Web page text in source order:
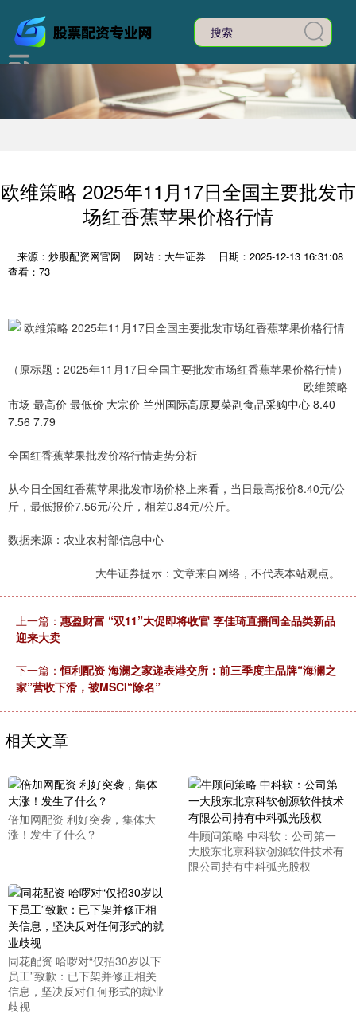
欧维策略 2025年11月17日全国主要批发市
场红香蕉苹果价格行情
来源：炒股配资网官网 网站：大牛证券
日期：2025-12-13 16:31:08
查看：73
（原标题：2025年11月17日全国主要批发市场红香蕉苹果价格行情）
欧维策略
市场 最高价 最低价 大宗价 兰州国际高原夏菜副食品采购中心 8.40
7.56 7.79
全国红香蕉苹果批发价格行情走势分析
从今日全国红香蕉苹果批发市场价格上来看，当日最高报价8.40元/公
斤，最低报价7.56元/公斤，相差0.84元/公斤。
数据来源：农业农村部信息中心
大牛证券提示：文章来自网络，不代表本站观点。
上一篇： 惠盈财富 “双11”大促即将收官 李佳琦直播间全品类新品
迎来大卖
下一篇：恒利配资 海澜之家递表港交所：前三季度主品牌“海澜之
家”营收下滑，被MSCI“除名”
相关文章
倍加网配资 利好突袭，集体大
涨！发生了什么？
牛顾问策略 中科软：公司第一
大股东北京科软创源软件技术有
限公司持有中科弧光股权
同花配资 哈啰对“仅招30岁以下
员工”致歉：已下架并修正相关
信息，坚决反对任何形式的就业
歧视